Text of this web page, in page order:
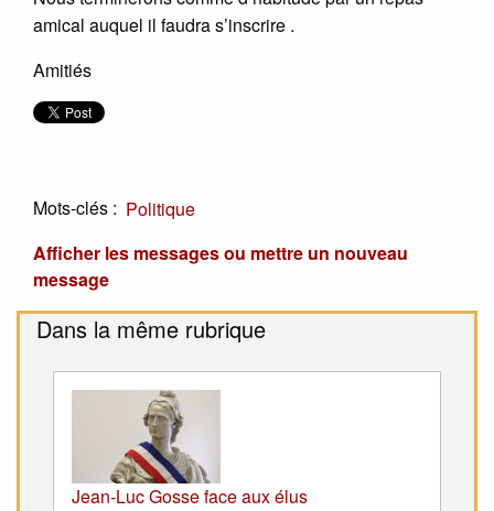
amical auquel il faudra s’inscrire .
Amitiés
Mots-clés : Politique
Afficher les messages ou mettre un nouveau
message
Dans la même rubrique
Jean-Luc Gosse face aux élus